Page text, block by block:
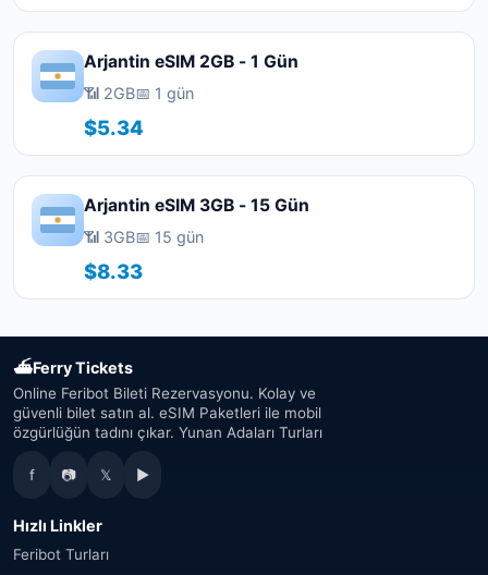
Arjantin eSIM 2GB - 1 Gün
📶 2GB📅 1 gün
$5.34
Arjantin eSIM 3GB - 15 Gün
📶 3GB📅 15 gün
$8.33
⛴Ferry Tickets
Online Feribot Bileti Rezervasyonu. Kolay ve
güvenli bilet satın al. eSIM Paketleri ile mobil
özgürlüğün tadını çıkar. Yunan Adaları Turları
f 📷 𝕏 ▶
Hızlı Linkler
Feribot Turları